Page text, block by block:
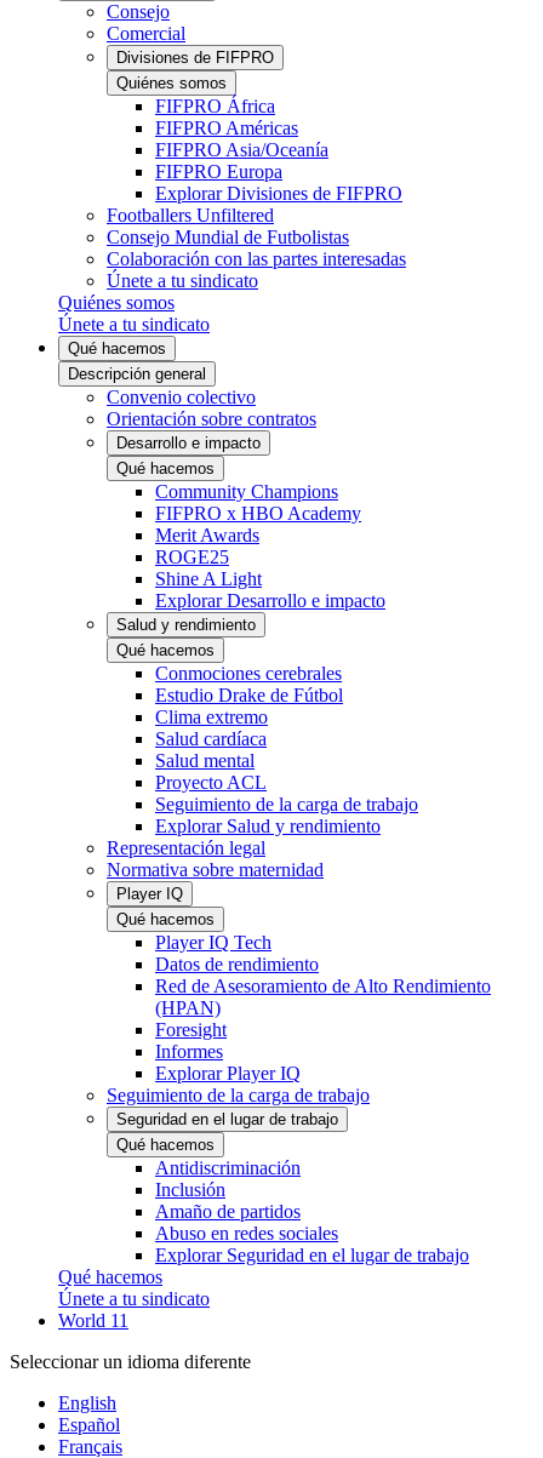
Consejo
Comercial
Divisiones de FIFPRO
Quiénes somos
FIFPRO África
FIFPRO Américas
FIFPRO Asia/Oceanía
FIFPRO Europa
Explorar Divisiones de FIFPRO
Footballers Unfiltered
Consejo Mundial de Futbolistas
Colaboración con las partes interesadas
Únete a tu sindicato
Quiénes somos
Únete a tu sindicato
Qué hacemos
Descripción general
Convenio colectivo
Orientación sobre contratos
Desarrollo e impacto
Qué hacemos
Community Champions
FIFPRO x HBO Academy
Merit Awards
ROGE25
Shine A Light
Explorar Desarrollo e impacto
Salud y rendimiento
Qué hacemos
Conmociones cerebrales
Estudio Drake de Fútbol
Clima extremo
Salud cardíaca
Salud mental
Proyecto ACL
Seguimiento de la carga de trabajo
Explorar Salud y rendimiento
Representación legal
Normativa sobre maternidad
Player IQ
Qué hacemos
Player IQ Tech
Datos de rendimiento
Red de Asesoramiento de Alto Rendimiento
(HPAN)
Foresight
Informes
Explorar Player IQ
Seguimiento de la carga de trabajo
Seguridad en el lugar de trabajo
Qué hacemos
Antidiscriminación
Inclusión
Amaño de partidos
Abuso en redes sociales
Explorar Seguridad en el lugar de trabajo
Qué hacemos
Únete a tu sindicato
World 11
Seleccionar un idioma diferente
English
Español
Français